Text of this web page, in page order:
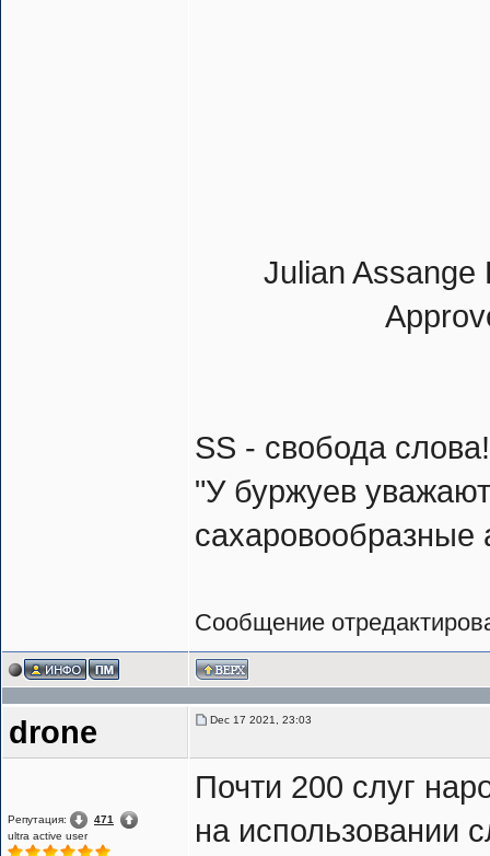
Julian Assange
SS - свобода слова!
"У буржуев
сахаровообразные
Сообщение
drone Dec 17 2021, 23:03
Репутация:
471
ultra active user
Почти 200 слуг
на использовании